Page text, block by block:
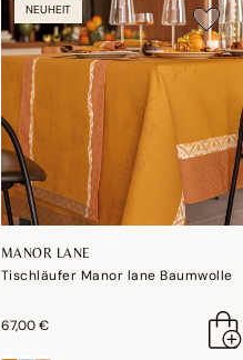
NEUHEIT
MANOR LANE
Tischläufer Manor lane Baumwolle
67,00 €